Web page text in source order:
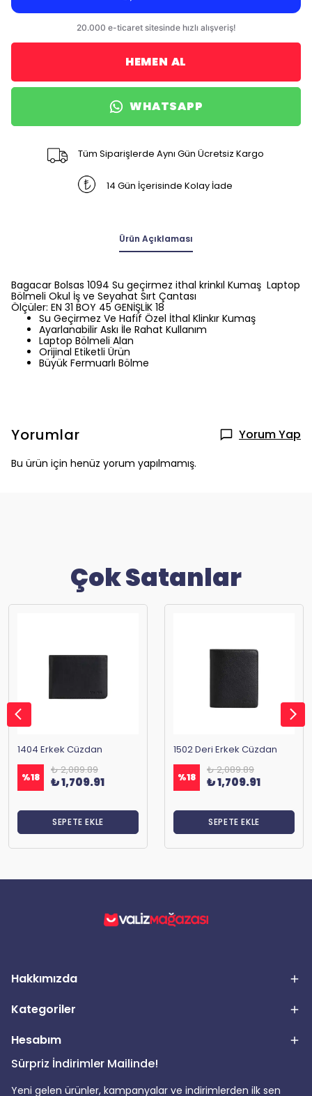
HEMEN AL
WHATSAPP
Tüm Siparişlerde Aynı Gün Ücretsiz Kargo
14 Gün İçerisinde Kolay İade
Ürün Açıklaması
Bagacar Bolsas 1094 Su geçirmez ithal krinkıl Kumaş Laptop
Bölmeli Okul İş ve Seyahat Sırt Çantası
Ölçüler: EN 31 BOY 45 GENİŞLİK 18
Su Geçirmez Ve Hafif Özel İthal Klinkır Kumaş
Ayarlanabilir Askı İle Rahat Kullanım
Laptop Bölmeli Alan
Orijinal Etiketli Ürün
Büyük Fermuarlı Bölme
Yorumlar Yorum Yap
Bu ürün için henüz yorum yapılmamış.
Çok Satanlar
1404 Erkek Cüzdan
%18
₺ 2,089.89
₺ 1,709.91
SEPETE EKLE
1502 Deri Erkek Cüzdan
%18
₺ 2,089.89
₺ 1,709.91
SEPETE EKLE
Hakkımızda
Kategoriler
Hesabım
Sürpriz İndirimler Mailinde!
Yeni gelen ürünler, kampanyalar ve indirimlerden ilk sen